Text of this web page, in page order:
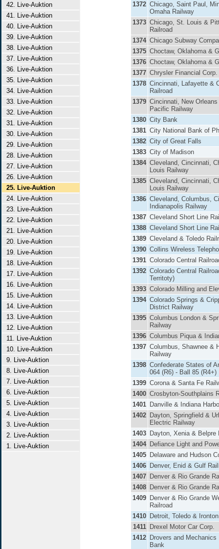
42. Live-Auktion
41. Live-Auktion
40. Live-Auktion
39. Live-Auktion
38. Live-Auktion
37. Live-Auktion
36. Live-Auktion
35. Live-Auktion
34. Live-Auktion
33. Live-Auktion
32. Live-Auktion
31. Live-Auktion
30. Live-Auktion
29. Live-Auktion
28. Live-Auktion
27. Live-Auktion
26. Live-Auktion
25. Live-Auktion
24. Live-Auktion
23. Live-Auktion
22. Live-Auktion
21. Live-Auktion
20. Live-Auktion
19. Live-Auktion
18. Live-Auktion
17. Live-Auktion
16. Live-Auktion
15. Live-Auktion
14. Live-Auktion
13. Live-Auktion
12. Live-Auktion
11. Live-Auktion
10. Live-Auktion
9. Live-Auktion
8. Live-Auktion
7. Live-Auktion
6. Live-Auktion
5. Live-Auktion
4. Live-Auktion
3. Live-Auktion
2. Live-Auktion
1. Live-Auktion
1372 Chicago, Saint Paul,
Omaha Railway
1373 Chicago, St. Louis &
Railroad
1374 Chicago Subway
1375 Choctaw, Oklahoma &
1376 Choctaw, Oklahoma &
1377 Chrysler Financial Corp.
1378 Cincinnati, Lafayette &
Railroad
1379 Cincinnati, New
Pacific Railway
1380 City Bank
1381 City National Bank of
1382 City of Great Falls
1383 City of Madison
1384 Cleveland, Cincinnati,
Louis Railway
1385 Cleveland, Cincinnati,
Louis Railway
1386 Cleveland, Columbus,
Indianapolis Railway
1387 Cleveland Short Line
1388 Cleveland Short Line
1389 Cleveland & Toledo
1390 Collins Wireless
1391 Colorado Central
1392 Colorado Central
Territoty)
1393 Colorado Milling and
1394 Colorado Springs &
District Railway
1395 Columbus London &
Railway
1396 Columbus Piqua &
1397 Columbus, Shawnee &
Railway
1398 Confederate States of
064 (R6) - Ball 85 (R4+)
1399 Corona & Santa Fe
1400 Crosbyton-Southplains
1401 Danville & Indiana
1402 Dayton, Springfield &
Electric Railway
1403 Dayton, Xenia & Belpre
1404 Defiance Light and
1405 Delaware and Hudson
1406 Denver, Enid & Gulf
1407 Denver & Rio Grande
1408 Denver & Rio Grande
1409 Denver & Rio Grande
Railroad
1410 Detroit, Toledo &
1411
Drexel Motor Car Corp.
1412 Drovers and Mechanics
Bank